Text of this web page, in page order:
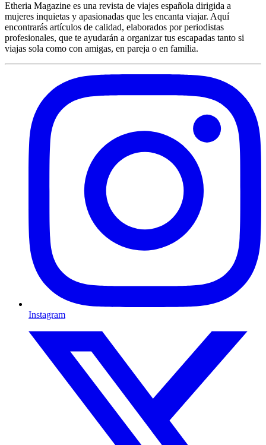
Etheria Magazine es una revista de viajes española dirigida a
mujeres inquietas y apasionadas que les encanta viajar. Aquí
encontrarás artículos de calidad, elaborados por periodistas
profesionales, que te ayudarán a organizar tus escapadas tanto si
viajas sola como con amigas, en pareja o en familia.
Instagram